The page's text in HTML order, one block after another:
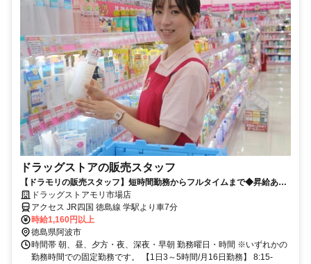
ドラッグストアの販売スタッフ
【ドラモリの販売スタッフ】短時間勤務からフルタイムまで◆昇給あり
◎社割でお得にお買い物も！
ドラッグストアモリ市場店
アクセス JR四国 徳島線 学駅より車7分
時給1,160円以上
徳島県阿波市
時間帯 朝、昼、夕方・夜、深夜・早朝 勤務曜日・時間 ※いずれかの
勤務時間での固定勤務です。 【1日3～5時間/月16日勤務】 8:15-